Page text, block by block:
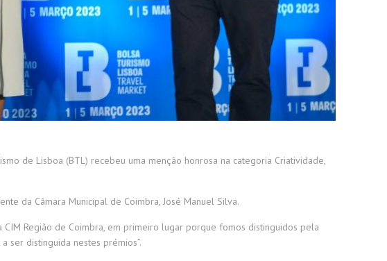
de Lisboa (BTL) recebeu uma menção honrosa na categoria Criatividade,
da Câmara Municipal de Coimbra, José Manuel Silva.
Região de Coimbra, em primeiro lugar porque fomos distinguidos pela
ser distinguida nestes prémios”.